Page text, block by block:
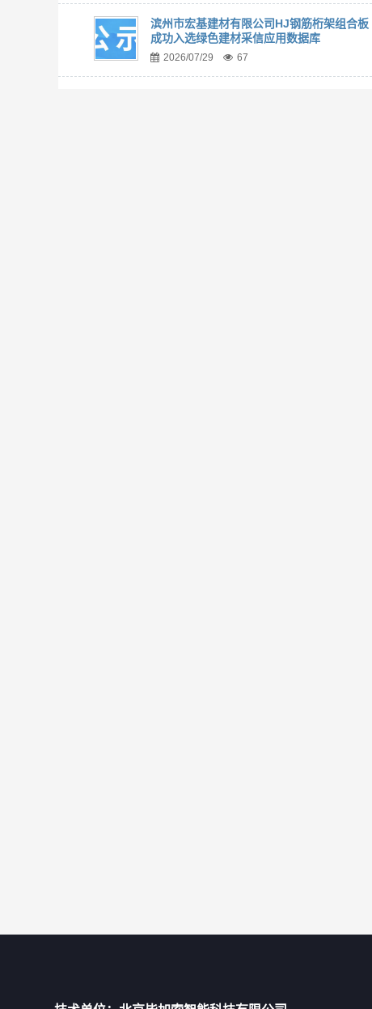
滨州市宏基建材有限公司HJ钢筋桁架组合板
成功入选绿色建材采信应用数据库
2026/07/29 67